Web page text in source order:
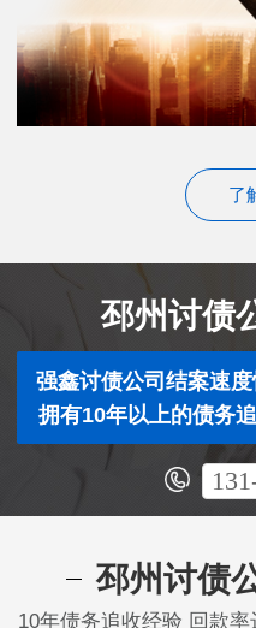
了
邳州讨债
强鑫讨债公司结案速
拥有10年以上的债务
邳州讨债
10年债务追收经验 回款